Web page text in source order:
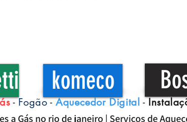
komeco
-Fogão-Aquecedor Digital -
a Gás no rio de janeiro | Serviços de